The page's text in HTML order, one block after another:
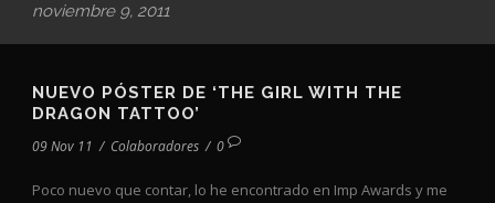
noviembre 9, 2011
NUEVO PÓSTER DE ‘THE GIRL WITH THE
DRAGON TATTOO’
09 Nov 11 / Colaboradores / 0
Poco nuevo que contar, lo he encontrado en Imp Awards y me